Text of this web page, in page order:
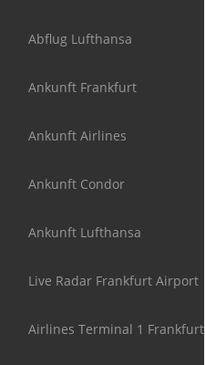
Abflug Lufthansa
Ankunft Frankfurt
Ankunft Airlines
Ankunft Condor
Ankunft Lufthansa
Live Radar Frankfurt Airport
Airlines Terminal 1 Frankfurt